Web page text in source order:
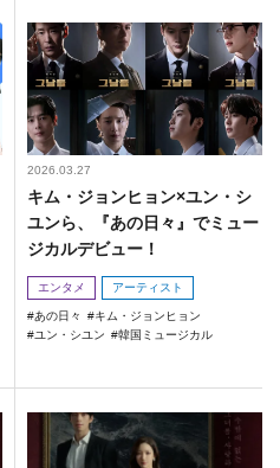
2026.03.27
キム・ジョンヒョン×ユン・シ
ユンら、『あの日々』でミュー
ジカルデビュー！
エンタメ アーティスト
あの日々
キム・ジョンヒョン
ユン・シユン
韓国ミュージカル